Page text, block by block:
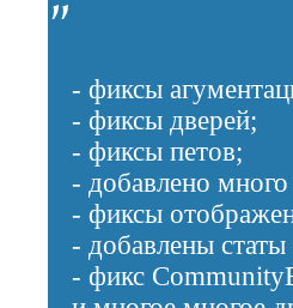
- фиксы
- фиксы дверей;
- фиксы петов;
- добавлено
- фиксы
- добавлены
- фикс